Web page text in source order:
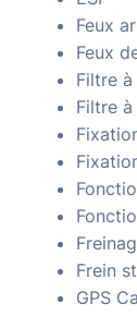
Feux
Feux
Filtre
Filtre à
Frein
GPS